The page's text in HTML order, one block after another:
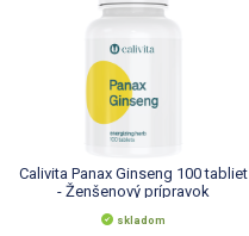
Calivita Panax Ginseng 100 tabliet
- Ženšenový prípravok
skladom